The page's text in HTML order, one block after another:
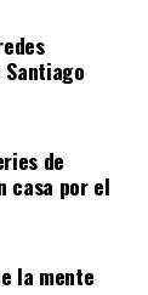
Santiago
de
casa por el
la mente